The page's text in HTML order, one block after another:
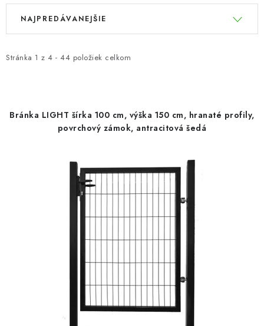
V
i
r
Stránka 1 z 4 - 44 položiek celkom
R
e
e
NAJPREDÁVANEJŠIE
Bránka LIGHT šírka 100 cm, výška 150 cm, hranaté profily,
povrchový zámok, antracitová šedá